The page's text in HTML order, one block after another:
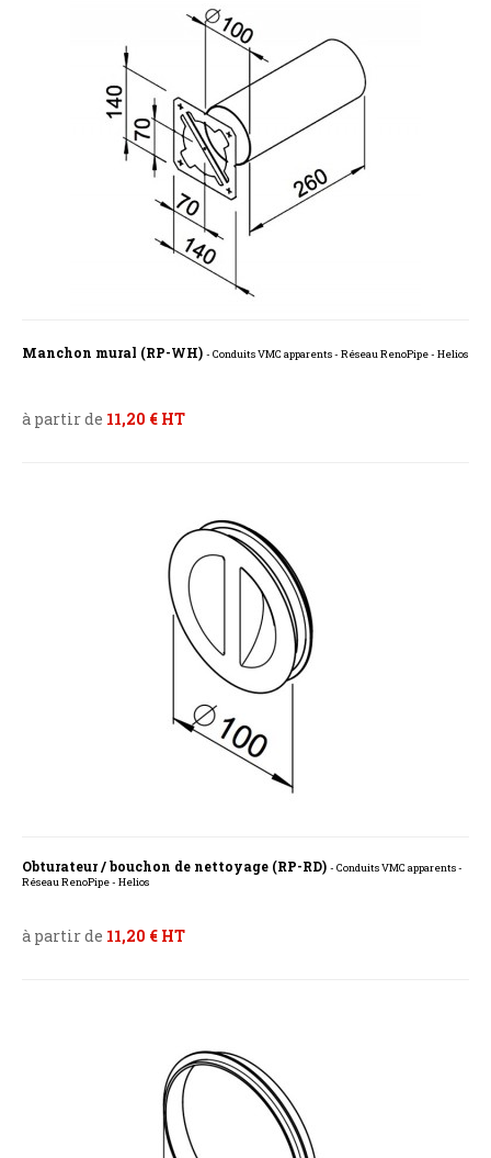
Manchon mural (RP-WH) - Conduits VMC apparents - Réseau RenoPipe - Helios
à partir de 11,20 € HT
Obturateur / bouchon de nettoyage (RP-RD) - Conduits VMC apparents -
Réseau RenoPipe - Helios
à partir de 11,20 € HT